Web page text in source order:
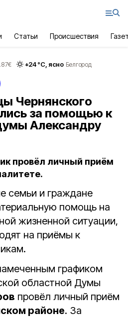
Статьи Происшествия
€ +24°С, ясно Белгород
Чернянского
за помощью к
Александру
провёл личный приём
семьи и граждане
помощь на
жизненной ситуации,
на приёмы к
графиком
областной Думы
провёл личный приём
районе. За